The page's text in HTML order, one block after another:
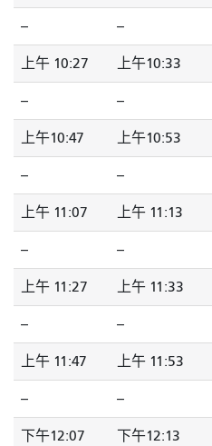
-- --
上午 10:27 上午10:33
-- --
上午10:47 上午10:53
-- --
上午 11:07 上午 11:13
-- --
上午 11:27 上午 11:33
-- --
上午 11:47 上午 11:53
-- --
下午12:07 下午12:13